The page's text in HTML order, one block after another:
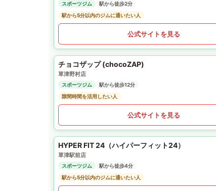
スポーツジム
駅から徒歩2分
駅から5分以内のジムに通いたい人
公式サイトを見る
チョコザップ (chocoZAP)
草津野村店
スポーツジム
駅から徒歩12分
隙間時間を活用したい人
公式サイトを見る
HYPER FIT 24（ハイパーフィット24）
草津駅前店
スポーツジム
駅から徒歩4分
駅から5分以内のジムに通いたい人